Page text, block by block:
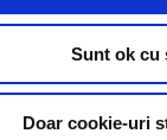
Sunt ok cu
Doar cookie-uri